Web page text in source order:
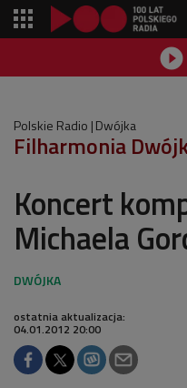

Polskie Radio Dwójka
Filharmonia
Koncert
Michaela
ostatnia aktualizacja:
04.01.2012 20:00